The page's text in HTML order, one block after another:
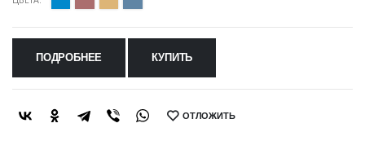
ПОДРОБНЕЕ КУПИТЬ
SHARE: ОТЛОЖИТЬ